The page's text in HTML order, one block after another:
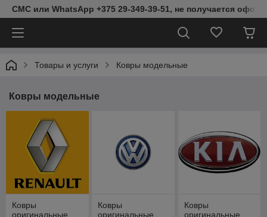
СМС или WhatsApp +375 29-349-39-51, не получается
Товары и услуги Ковры модельные
Ковры модельные
Ковры
оригинальные
Ковры
оригинальные
Ковры
оригинальные